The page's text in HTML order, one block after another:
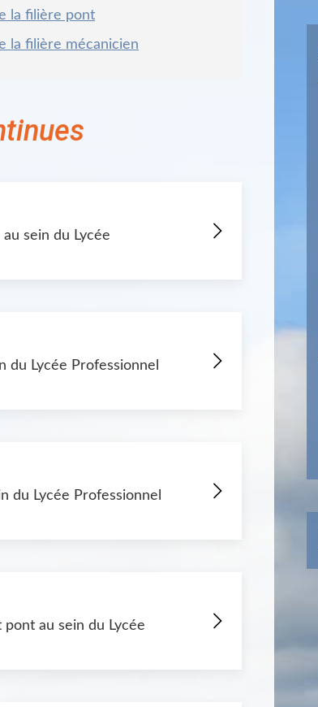
la filière pont
la filière mécanicien
sein du Lycée
Lycée Professionnel
du Lycée Professionnel
au sein du Lycée